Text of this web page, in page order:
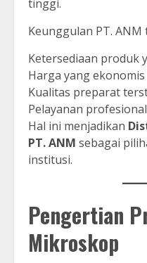
tinggi.
Keunggulan PT. ANM
Ketersediaan produk
Harga yang ekonomis
Kualitas preparat
Pelayanan
Hal ini menjadikan
PT. ANM sebagai
institusi.
Pengertian
Mikroskop